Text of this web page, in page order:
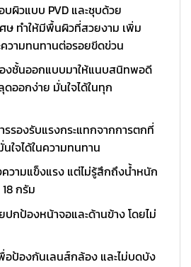
บผิวแบบ PVD และชุบด้วย
ษ ทำให้มีพื้นผิวที่สวยงาม เพิ่ม
วามทนทานต่อรอยขีดข่วน
งชั้นออกแบบมาให้แนบสนิทพอดี
ออกง่าย มั่นใจได้ในทุก
รองรับแรงกระแทกจากการตกที่
ใจได้ในความทนทาน
วามแข็งแรง แต่ไม่รู้สึกถึงน้ำหนัก
กรัม
กป้องหน้าจอและด้านข้าง โดยไม่
อป้องกันเลนส์กล้อง และไม่บดบัง